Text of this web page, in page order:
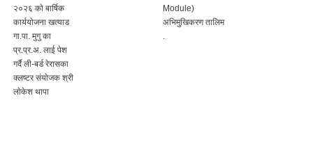
२०२६ काे बार्षिक
कार्ययाेजना खत्याड
गा.पा. मुगु का
प्र.प्र.अ. लाई पेश
गर्दै ली-बर्ड रेरासका
क्लष्टर संयाेजक श्री
लाेकेश थापा
Module)
अभिमुखिकरण तालिम
.